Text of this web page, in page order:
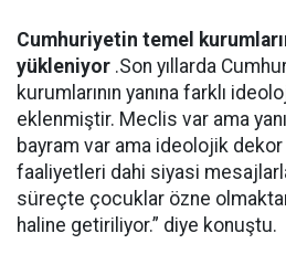
Cumhuriyetin temel
yükleniyor .Son yıllarda
kurumlarının yanına farklı
eklenmiştir. Meclis var ama
bayram var ama ideolojik
faaliyetleri dahi siyasi
süreçte çocuklar özne
haline getiriliyor.” diye konuştu.